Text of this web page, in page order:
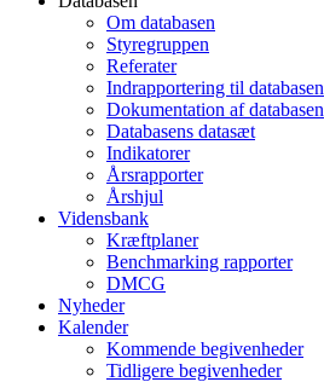
Om databasen
Styregruppen
Referater
Indrapportering til databasen
Dokumentation af databasen
Databasens datasæt
Indikatorer
Årsrapporter
Årshjul
Vidensbank
Kræftplaner
Benchmarking rapporter
DMCG
Nyheder
Kalender
Kommende begivenheder
Tidligere begivenheder